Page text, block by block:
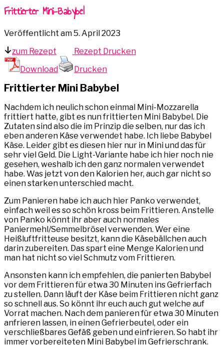
Frittierter Mini-Babybel
Veröffentlicht am5. April 2023
zum Rezept
Rezept Drucken
Download
Drucken
Frittierter Mini Babybel
Nachdem ich neulich schon einmal Mini-Mozzarella
frittiert hatte, gibt es nun frittierten Mini Babybel. Die
Zutaten sind also die im Prinzip die selben, nur das ich
eben anderen Käse verwendet habe. Ich liebe Babybel
Käse. Leider gibt es diesen hier nur in Mini und das für
sehr viel Geld. Die Light-Variante habe ich hier noch nie
gesehen, weshalb ich den ganz normalen verwendet
habe. Was jetzt von den Kalorien her, auch gar nicht so
einen starken unterschied macht.
Zum Panieren habe ich auch hier Panko verwendet,
einfach weil es so schön kross beim Frittieren. Anstelle
von Panko könnt ihr aber auch normales
Paniermehl/Semmelbrösel verwenden. Wer eine
Heißluftfritteuse besitzt, kann die Käsebällchen auch
darin zubereiten. Das spart eine Menge Kalorien und
man hat nicht so viel Schmutz vom Frittieren.
Ansonsten kann ich empfehlen, die panierten Babybel
vor dem Frittieren für etwa 30 Minuten ins Gefrierfach
zu stellen. Dann läuft der Käse beim Frittieren nicht ganz
so schnell aus. So könnt ihr euch auch gut welche auf
Vorrat machen. Nach dem panieren für etwa 30 Minuten
anfrieren lassen, in einen Gefrierbeutel, oder ein
verschließbares Gefäß geben und einfrieren. So habt ihr
immer vorbereiteten Mini Babybel im Gefrierschrank.